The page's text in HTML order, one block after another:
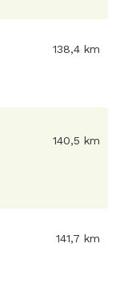
138,4 km
140,5 km
141,7 km